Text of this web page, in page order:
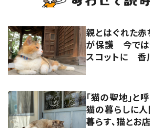
親とはぐれた
が保護 今では
スコットに 香
「猫の聖地」と
猫の暮らしに
暮らす、猫とお